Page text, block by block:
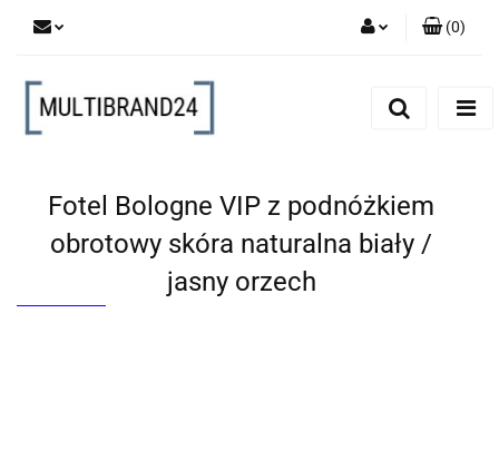
(0)
Fotel Bologne VIP z podnóżkiem
obrotowy skóra naturalna biały /
jasny orzech